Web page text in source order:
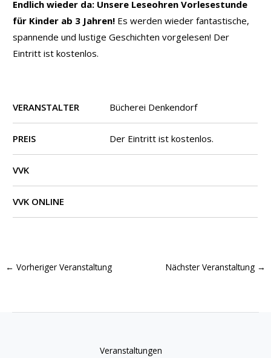
Endlich wieder da: Unsere Leseohren Vorlesestunde
für Kinder ab 3 Jahren! Es werden wieder fantastische,
spannende und lustige Geschichten vorgelesen! Der
Eintritt ist kostenlos.
VERANSTALTER Bücherei Denkendorf
PREIS Der Eintritt ist kostenlos.
VVK
VVK ONLINE
← Vorheriger Veranstaltung Nächster Veranstaltung →
Veranstaltungen